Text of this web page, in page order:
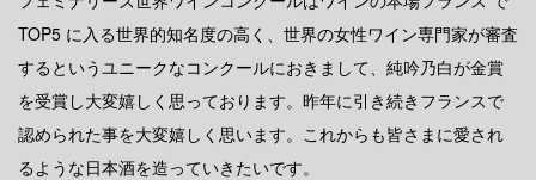
TOP5 に入る世界的知名度の高く、世界の女性ワイン専門家が審査
するというユニークなコンクールにおきまして、純吟乃白が金賞
を受賞し大変嬉しく思っております。昨年に引き続きフランスで
認められた事を大変嬉しく思います。これからも皆さまに愛され
るような日本酒を造っていきたいです。